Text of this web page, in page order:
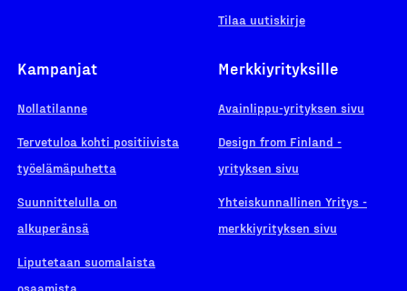
Tilaa uutiskirje
Kampanjat
Nollatilanne
Tervetuloa kohti positiivista
työelämäpuhetta
Suunnittelulla on
alkuperänsä
Liputetaan suomalaista
osaamista
Merkkiyrityksille
Avainlippu-yrityksen sivu
Design from Finland -
yrityksen sivu
Yhteiskunnallinen Yritys -
merkkiyrityksen sivu